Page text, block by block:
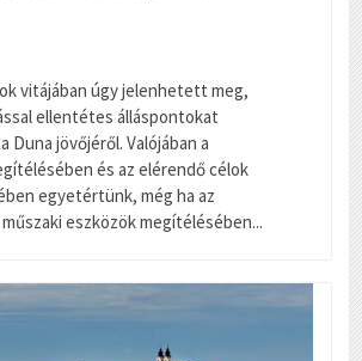
vitájában úgy jelenhetett meg,
ellentétes álláspontokat
Duna jövőjéről. Valójában a
és az elérendő célok
egyetértünk, még ha az
eszközök megítélésében...